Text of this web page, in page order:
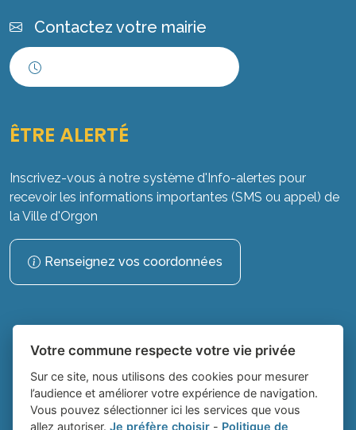
Contactez votre mairie
ÊTRE ALERTÉ
Inscrivez-vous à notre système d'Info-alertes pour
recevoir les informations importantes (SMS ou appel) de
la Ville d'Orgon
Renseignez vos coordonnées
Place du village la solution web et - Ville
Votre commune respecte votre vie privée
Sur ce site, nous utilisons des cookies pour mesurer
l’audience et améliorer votre expérience de navigation.
Vous pouvez sélectionner ici les services que vous
allez autoriser.Je préfère choisir - Politique de